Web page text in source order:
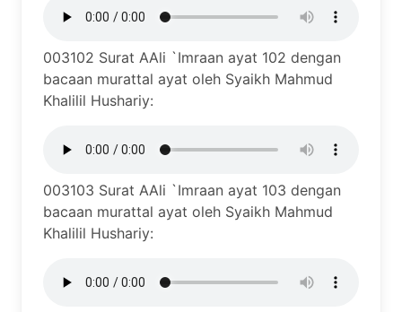
003102 Surat AAli `Imraan ayat 102 dengan
bacaan murattal ayat oleh Syaikh Mahmud
Khalilil Hushariy:
003103 Surat AAli `Imraan ayat 103 dengan
bacaan murattal ayat oleh Syaikh Mahmud
Khalilil Hushariy: